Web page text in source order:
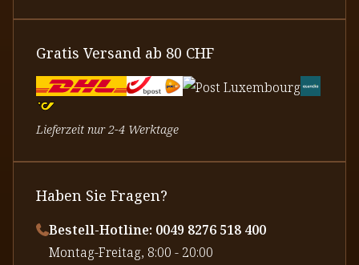
Gratis Versand ab 80 CHF
Lieferzeit nur 2-4 Werktage
Haben Sie Fragen?
Bestell-Hotline: 0049 8276 518 400
⁠Montag-Freitag, 8:00 - 20:00